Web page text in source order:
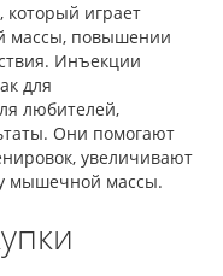
который играет
массы, повышении
Инъекции
для
любителей,
Они помогают
увеличивают
мышечной массы.